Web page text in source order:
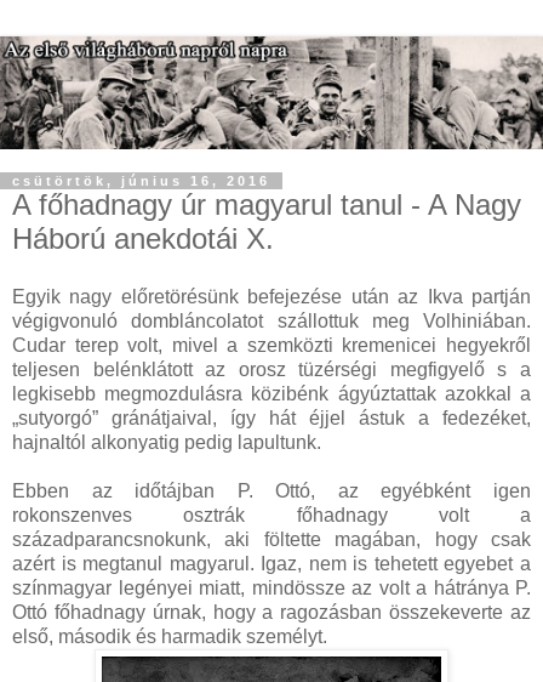
csütörtök, június 16, 2016
A főhadnagy úr magyarul tanul - A Nagy
Háború anekdotái X.
Egyik nagy előretörésünk befejezése után az Ikva partján
végigvonuló dombláncolatot szállottuk meg Volhiniában.
Cudar terep volt, mivel a szemközti kremenicei hegyekről
teljesen belénklátott az orosz tüzérségi megfigyelő s a
legkisebb megmozdulásra közibénk ágyúztattak azokkal a
„sutyorgó” gránátjaival, így hát éjjel ástuk a fedezéket,
hajnaltól alkonyatig pedig lapultunk.
Ebben az időtájban P. Ottó, az egyébként igen
rokonszenves osztrák főhadnagy volt a
századparancsnokunk, aki föltette magában, hogy csak
azért is megtanul magyarul. Igaz, nem is tehetett egyebet a
színmagyar legényei miatt, mindössze az volt a hátránya P.
Ottó főhadnagy úrnak, hogy a ragozásban összekeverte az
első, második és harmadik személyt.